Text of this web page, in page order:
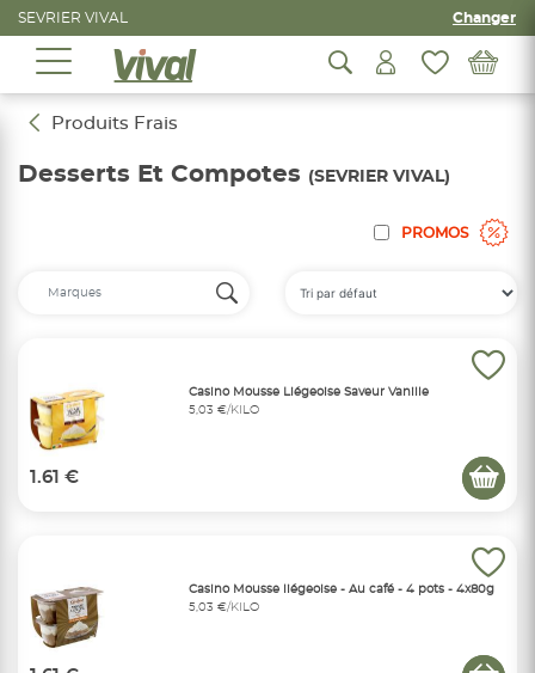
SEVRIER VIVAL Changer
Produits Frais
Desserts Et Compotes (SEVRIER VIVAL)
PROMOS
Casino Mousse Liégeoise Saveur Vanille
5,03 €/KILO
1.61 €
Casino Mousse liégeoise - Au café - 4 pots - 4x80g
5,03 €/KILO